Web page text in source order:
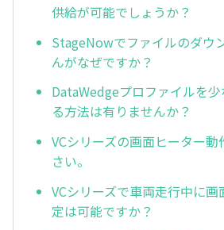
供給が可能でしょうか？
StageNowでファイルのダウ
んがなぜですか？
DataWedgeプロファイルを
る方法は有りませんか？
VCシリーズの画面ヒーター
さい。
VCシリーズで車両走行中に
定は可能ですか？